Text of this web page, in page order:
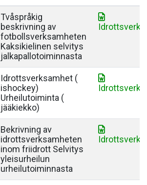
Tvåspråkig
beskrivning av
fotbollsverksamheten
Kaksikielinen selvitys
jalkapallotoiminnasta
Idrottsverksamhet (
ishockey)
Urheilutoiminta (
jääkiekko)
Bekrivning av
idrottsverksamheten
inom friidrott Selvitys
yleisurheilun
urheilutoiminnasta